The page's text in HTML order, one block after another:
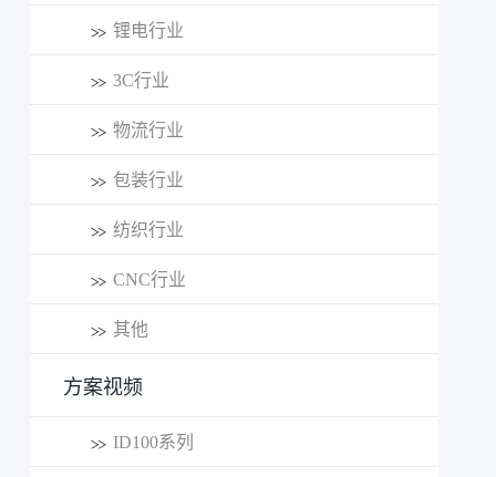
锂电行业
3C行业
物流行业
包装行业
纺织行业
CNC行业
其他
方案视频
ID100系列